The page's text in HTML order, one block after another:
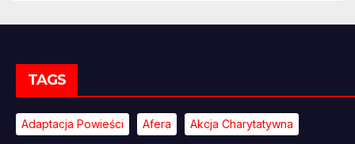
TAGS
Adaptacja Powieści Afera Akcja Charytatywna